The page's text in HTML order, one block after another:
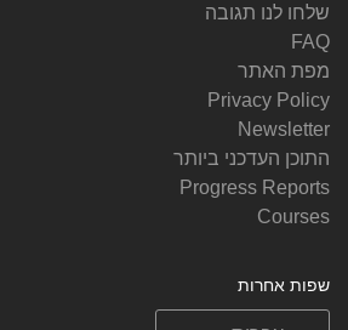
שלחו לנו תגובה
FAQ
מפת האתר
Privacy Policy
Newsletter
התוכן העדכני ביותר
Progress Reports
Courses
שפות אחרות